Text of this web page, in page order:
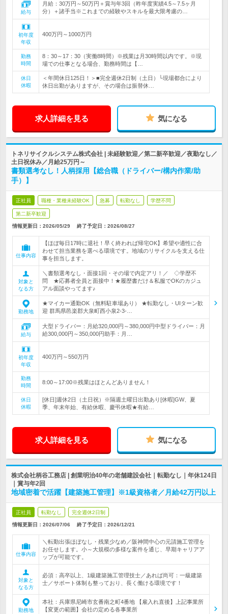
給与
月給：30万円～50万円＋賞与年3回（昨年度実績4.5～7.5ヶ月
分）＋諸手当※これまでの経験やスキルを最大限考慮の…
初年度
年収
400万円～1000万円
勤務
時間
8：30～17：30（実働8時間）※残業は月30時間以内です。※現
場での仕事となる場合、勤務時間は【…
休日
休暇
＜年間休日125日！＞■完全週休2日制（土日）└現場都合により
休日出勤がありますが、その場合は振替休…
求人詳細を見る 気になる
トネリサイクルシステム株式会社 | 未経験歓迎／第二新卒歓迎／夜勤なし／
土日祝休み／月給25万円～
書類選考なし！人柄採用【総合職（ドライバー/構内作業/助
手）】
正社員 職種・業種未経験OK 急募 転勤なし 学歴不問
第二新卒歓迎
情報更新日：2026/05/29 終了予定日： 2026/08/27
仕事内容
【ほぼ毎日17時に退社！早く終われば帰宅OK】希望や適性に合
わせて担当業務を選べる環境です。地域のリサイクルを支える仕
事を担当します。
対象と
なる方
＼書類選考なし・面接1回・その場で内定アリ！／ ◇学歴不
問 ★応募者全員と面接中！★履歴書だけ＆私服でOKのカジュ
アル面談やってます♪
勤務地
★マイカー通勤OK（無料駐車場あり） ★転勤なし・UIターン歓
迎 群馬県邑楽郡大泉町西小泉2-3-…
給与
大型ドライバー：月給320,000円～380,000円中型ドライバー：月
給300,000円～350,000円助手：月…
初年度
年収
400万円～550万円
勤務
時間
8:00～17:00※残業はほとんどありません！
休日
休暇
[休日]週休2日（土日祝）※隔週土曜日出勤あり[休暇]GW、夏
季、年末年始、有給休暇、慶弔休暇★有給…
求人詳細を見る 気になる
株式会社柄谷工務店 | 創業明治40年の老舗建設会社｜転勤なし｜年休124日
｜賞与年2回
地域密着で活躍【建築施工管理】※1級資格者／月給42万円以上
正社員 転勤なし 完全週休2日制
情報更新日：2026/07/06 終了予定日： 2026/12/21
仕事内容
＼転勤出張ほぼなし・残業少なめ／阪神間中心の元請施工管理を
お任せします。小～大規模の多様な案件を通じ、早期キャリアア
ップが可能です。
対象と
なる方
必須：高卒以上、1級建築施工管理技士／あれば尚可：一級建築
士／サポート体制も整っており、長く働ける環境です！
勤務地
本社：兵庫県尼崎市玄番南之町4番地 【雇入れ直後】上記事業所
【変更の範囲】会社の定める各事業所